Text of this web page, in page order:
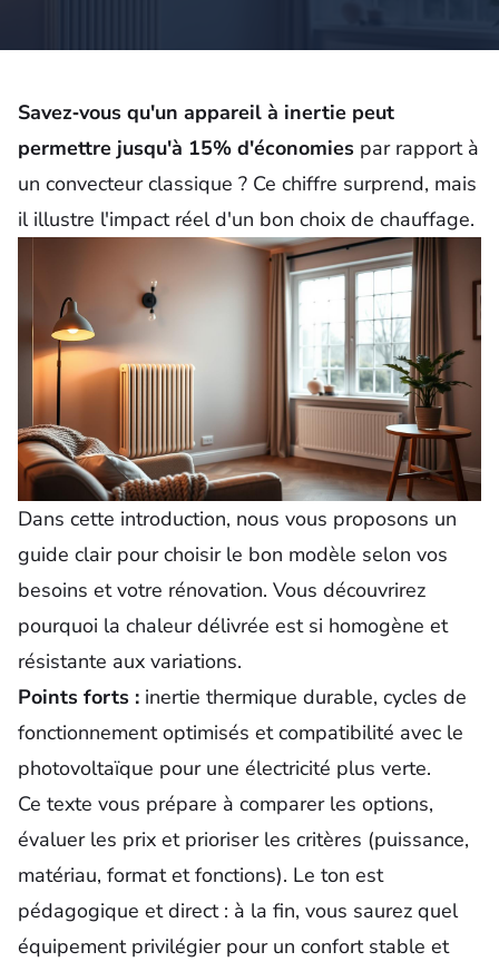
Savez‑vous qu'un appareil à inertie peut
permettre jusqu'à 15% d'économies par rapport à
un convecteur classique ? Ce chiffre surprend, mais
il illustre l'impact réel d'un bon choix de chauffage.
Dans cette introduction, nous vous proposons un
guide clair pour choisir le bon modèle selon vos
besoins et votre rénovation. Vous découvrirez
pourquoi la chaleur délivrée est si homogène et
résistante aux variations.
Points forts : inertie thermique durable, cycles de
fonctionnement optimisés et compatibilité avec le
photovoltaïque pour une électricité plus verte.
Ce texte vous prépare à comparer les options,
évaluer les prix et prioriser les critères (puissance,
matériau, format et fonctions). Le ton est
pédagogique et direct : à la fin, vous saurez quel
équipement privilégier pour un confort stable et